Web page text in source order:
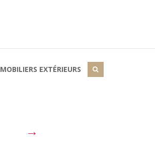
MOBILIERS EXTÉRIEURS
→